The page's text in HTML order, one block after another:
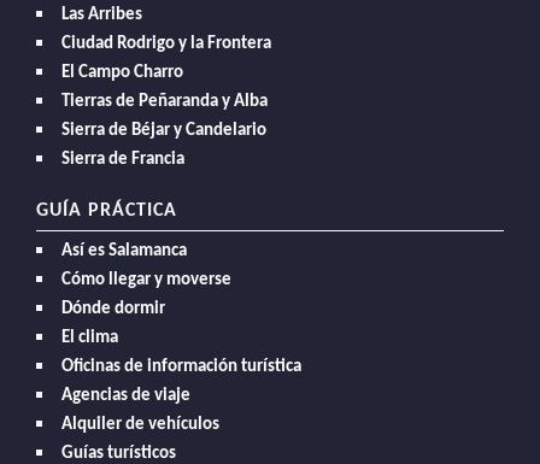
Las Arribes
Ciudad Rodrigo y la Frontera
El Campo Charro
Tierras de Peñaranda y Alba
Sierra de Béjar y Candelario
Sierra de Francia
GUÍA PRÁCTICA
Así es Salamanca
Cómo llegar y moverse
Dónde dormir
El clima
Oficinas de información turística
Agencias de viaje
Alquiler de vehículos
Guías turísticos